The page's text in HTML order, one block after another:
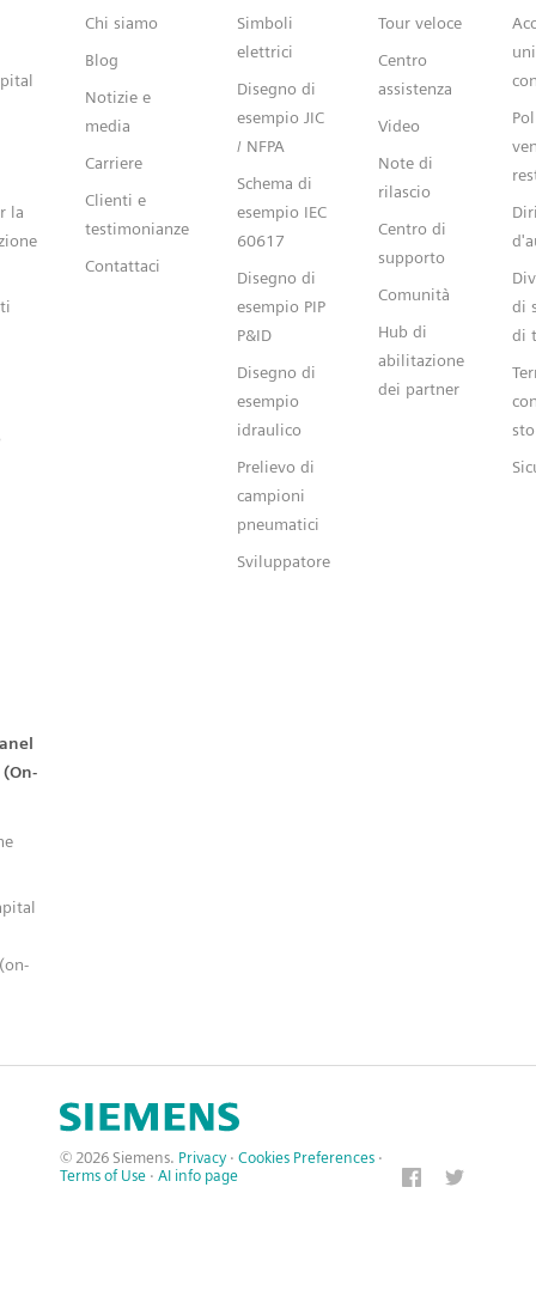
la
Chi siamo
Blog
Notizie e
media
Carriere
Clienti e
testimonianze
Contattaci
Simboli
elettrici
Disegno di
esempio JIC
/ NFPA
Schema di
esempio IEC
60617
Disegno di
esempio PIP
P&ID
Disegno di
esempio
idraulico
Prelievo di
campioni
pneumatici
Sviluppatore
Tour veloce
Centro
assistenza
Video
Note di
rilascio
Centro di
supporto
Comunità
Hub di
abilitazione
dei partner
di
di
© 2026 Siemens. Privacy · Cookies Preferences ·
Terms of Use · AI info page